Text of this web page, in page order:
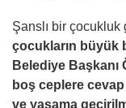
Şanslı bir
çocukların büyük
Belediye Başkanı
boş ceplere
ve yaşama